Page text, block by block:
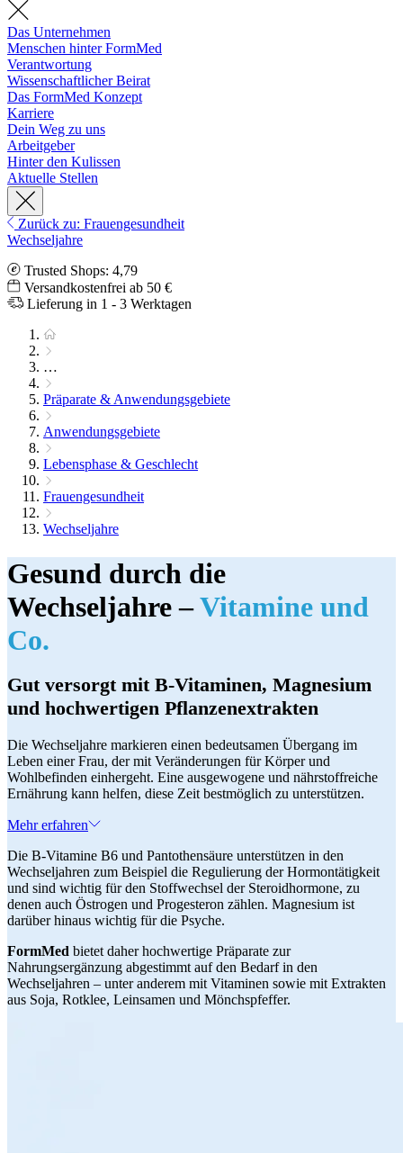
Das Unternehmen
Menschen hinter FormMed
Verantwortung
Wissenschaftlicher Beirat
Das FormMed Konzept
Karriere
Dein Weg zu uns
Arbeitgeber
Hinter den Kulissen
Aktuelle Stellen
Zurück zu: Frauengesundheit
Wechseljahre
Trusted Shops: 4,79
Versandkostenfrei ab 50 €
Lieferung in 1 - 3 Werktagen
…
Präparate & Anwendungsgebiete
Anwendungsgebiete
Lebensphase & Geschlecht
Frauengesundheit
Wechseljahre
Gesund durch die
Wechseljahre –Vitamine und
Co.
Gut versorgt mit B-Vitaminen, Magnesium
und hochwertigen Pflanzenextrakten
Die Wechseljahre markieren einen bedeutsamen Übergang im
Leben einer Frau, der mit Veränderungen für Körper und
Wohlbefinden einhergeht. Eine ausgewogene und nährstoffreiche
Ernährung kann helfen, diese Zeit bestmöglich zu unterstützen.
Mehr erfahren
Die B-Vitamine B6 und Pantothensäure unterstützen in den
Wechseljahren zum Beispiel die Regulierung der Hormontätigkeit
und sind wichtig für den Stoffwechsel der Steroidhormone, zu
denen auch Östrogen und Progesteron zählen. Magnesium ist
darüber hinaus wichtig für die Psyche.
FormMed bietet daher hochwertige Präparate zur
Nahrungsergänzung abgestimmt auf den Bedarf in den
Wechseljahren – unter anderem mit Vitaminen sowie mit Extrakten
aus Soja, Rotklee, Leinsamen und Mönchspfeffer.